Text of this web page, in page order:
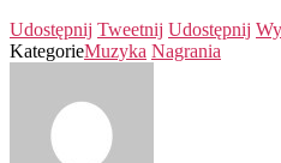
Udostępnij Tweetnij Udostępnij
KategorieMuzyka Nagrania